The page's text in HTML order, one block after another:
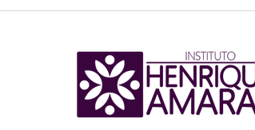
EPISÓDIO 34 - UTILIZANDO
COACHING PARA MUDAR A
SUA VIDA